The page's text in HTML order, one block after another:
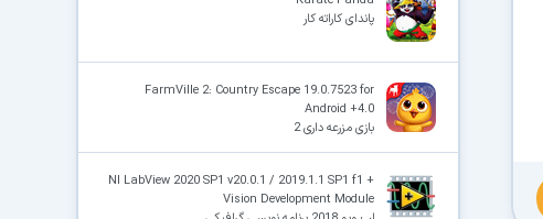
پاندای کاراته کار
FarmVille 2: Country Escape 19.0.7523 for
Android +4.0
بازی مزرعه داری 2
NI LabView 2020 SP1 v20.0.1 / 2019.1.1 SP1 f1 +
Vision Development Module